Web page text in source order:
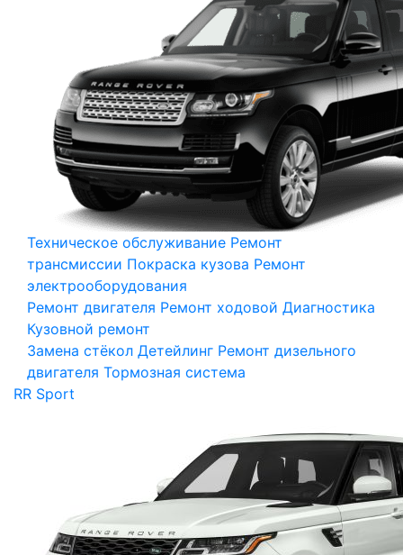
Техническое обслуживание Ремонт
трансмиссии Покраска кузова Ремонт
электрооборудования
Ремонт двигателя Ремонт ходовой Диагностика
Кузовной ремонт
Замена стёкол Детейлинг Ремонт дизельного
двигателя Тормозная система
RR Sport